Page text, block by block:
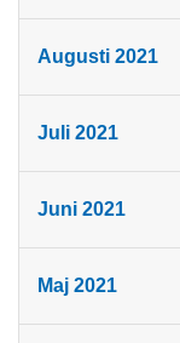
Augusti 2021
Juli 2021
Juni 2021
Maj 2021